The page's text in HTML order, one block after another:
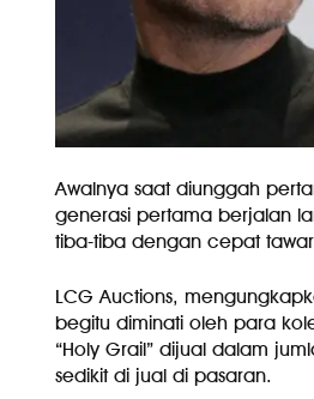
Awalnya saat diunggah
generasi pertama berjalan
tiba-tiba dengan cepat
LCG Auctions,
begitu diminati oleh para
“Holy Grail” dijual dalam
sedikit di jual di pasaran.